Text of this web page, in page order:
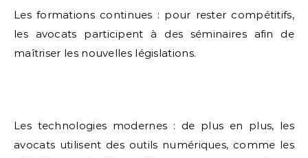
Les formations continues : pour rester compétitifs,
les avocats participent à des séminaires afin de
maîtriser les nouvelles législations.
Les technologies modernes : de plus en plus, les
avocats utilisent des outils numériques, comme les